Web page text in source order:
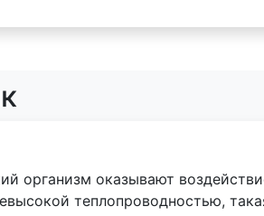
организм оказывают
теплопроводностью,